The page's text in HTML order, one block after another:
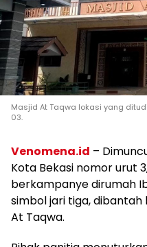
Masjid At Taqwa lokasi yang
03.
Venomena.id –
Kota Bekasi nomor urut
berkampanye dirumah
simbol jari tiga, dibantah
At Taqwa.